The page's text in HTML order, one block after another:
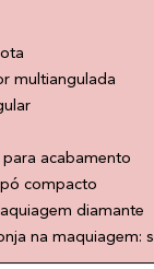
multiangulada
para acabamento
compacto
diamante
na maquiagem: